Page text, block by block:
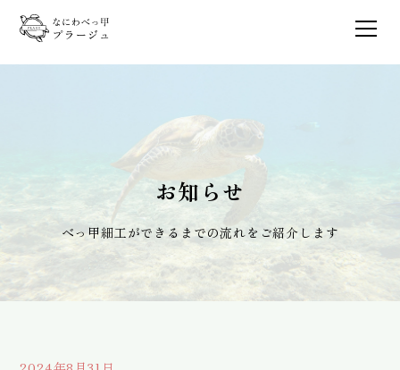
お知らせ
べっ甲細工ができるまでの流れをご紹介します